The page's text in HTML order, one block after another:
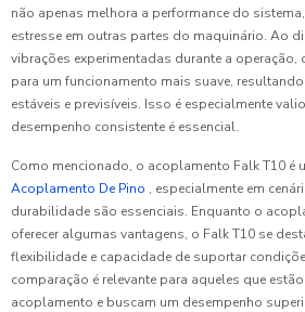
não apenas melhora a performance do
estresse em outras partes do maquinário. Ao
vibrações experimentadas durante a
para um funcionamento mais suave,
estáveis e previsíveis. Isso é especialmente
desempenho consistente é essencial.
Como mencionado, o acoplamento Falk T10 é
Acoplamento De Pino , especialmente em
durabilidade são essenciais. Enquanto o
oferecer algumas vantagens, o Falk T10 se
flexibilidade e capacidade de suportar
comparação é relevante para aqueles que
acoplamento e buscam um desempenho